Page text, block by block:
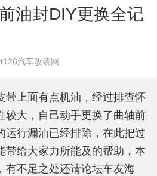
油封DIY更换全记
汽车改装网
带上面有点机油，经过排查怀
较大，自己动手更换了曲轴前
运行漏油已经排除，在此把过
带给大家力所能及的帮助，本
有不足之处还请论坛车友海